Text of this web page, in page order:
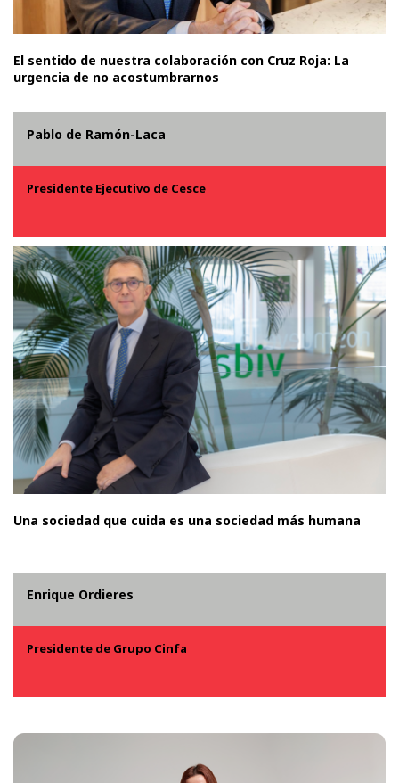
El sentido de nuestra colaboración con Cruz Roja: La
urgencia de no acostumbrarnos
Pablo de Ramón-Laca
Presidente Ejecutivo de Cesce
Una sociedad que cuida es una sociedad más humana
Enrique Ordieres
Presidente de Grupo Cinfa